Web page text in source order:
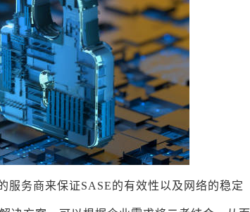
服务商来保证SASE的有效性以及网络的稳定